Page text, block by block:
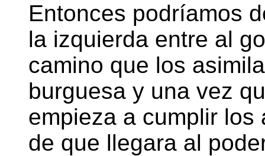
Entonces podríamos
la izquierda entre al
camino que los
burguesa y una vez
empieza a cumplir
de que llegara al